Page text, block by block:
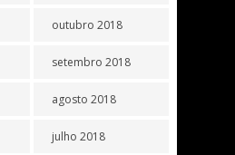
outubro 2018
setembro 2018
agosto 2018
julho 2018